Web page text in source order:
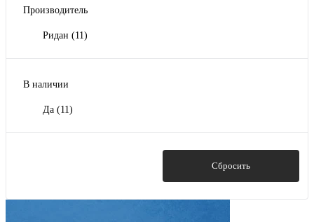
Производитель
Ридан (11)
В наличии
Да (11)
Сбросить